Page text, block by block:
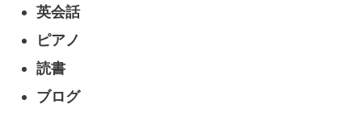
英会話
ピアノ
読書
ブログ